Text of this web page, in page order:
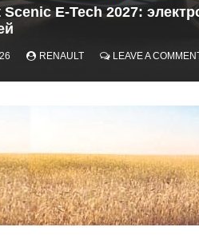
E-Tech 2027:
RENAULT LEAVE A